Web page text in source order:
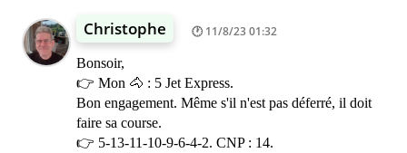
Christophe 11/8/23 01:32
Bonsoir,
👉 Mon 🐴 : 5 Jet Express.
Bon engagement. Même s'il n'est pas déferré, il doit
faire sa course.
👉 5-13-11-10-9-6-4-2. CNP : 14.